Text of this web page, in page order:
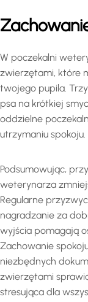
W poczekalni
zwierzętami, które
twojego pupila.
psa na krótkiej
oddzielne
utrzymaniu spokoju.
Podsumowując,
weterynarza
Regularne
nagradzanie za
wyjścia pomagają
Zachowanie
niezbędnych
zwierzętami
stresująca dla